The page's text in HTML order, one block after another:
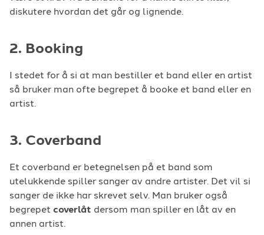
diskutere hvordan det går og lignende.
2. Booking
I stedet for å si at man bestiller et band eller en artist
så bruker man ofte begrepet å booke et band eller en
artist.
3. Coverband
Et coverband er betegnelsen på et band som
utelukkende spiller sanger av andre artister. Det vil si
sanger de ikke har skrevet selv. Man bruker også
begrepet coverlåt dersom man spiller en låt av en
annen artist.